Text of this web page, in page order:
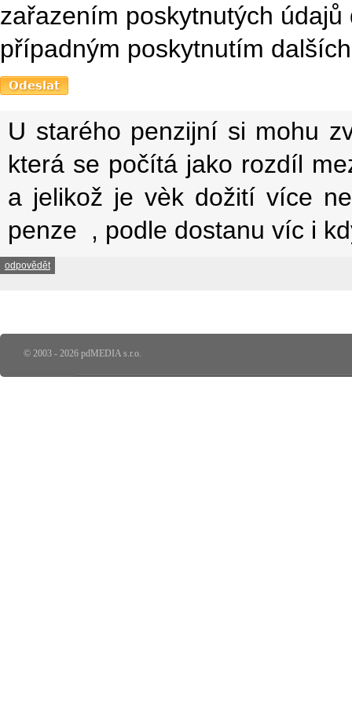
zařazením poskytnutých
případným poskytnutím
U starého penzijní si mohu
která se počítá jako rozdíl
a jelikož je vèk dožití více
penze , podle dostanu víc i
odpovědět
© 2003 - 2026 pdMEDIA s.r.o.